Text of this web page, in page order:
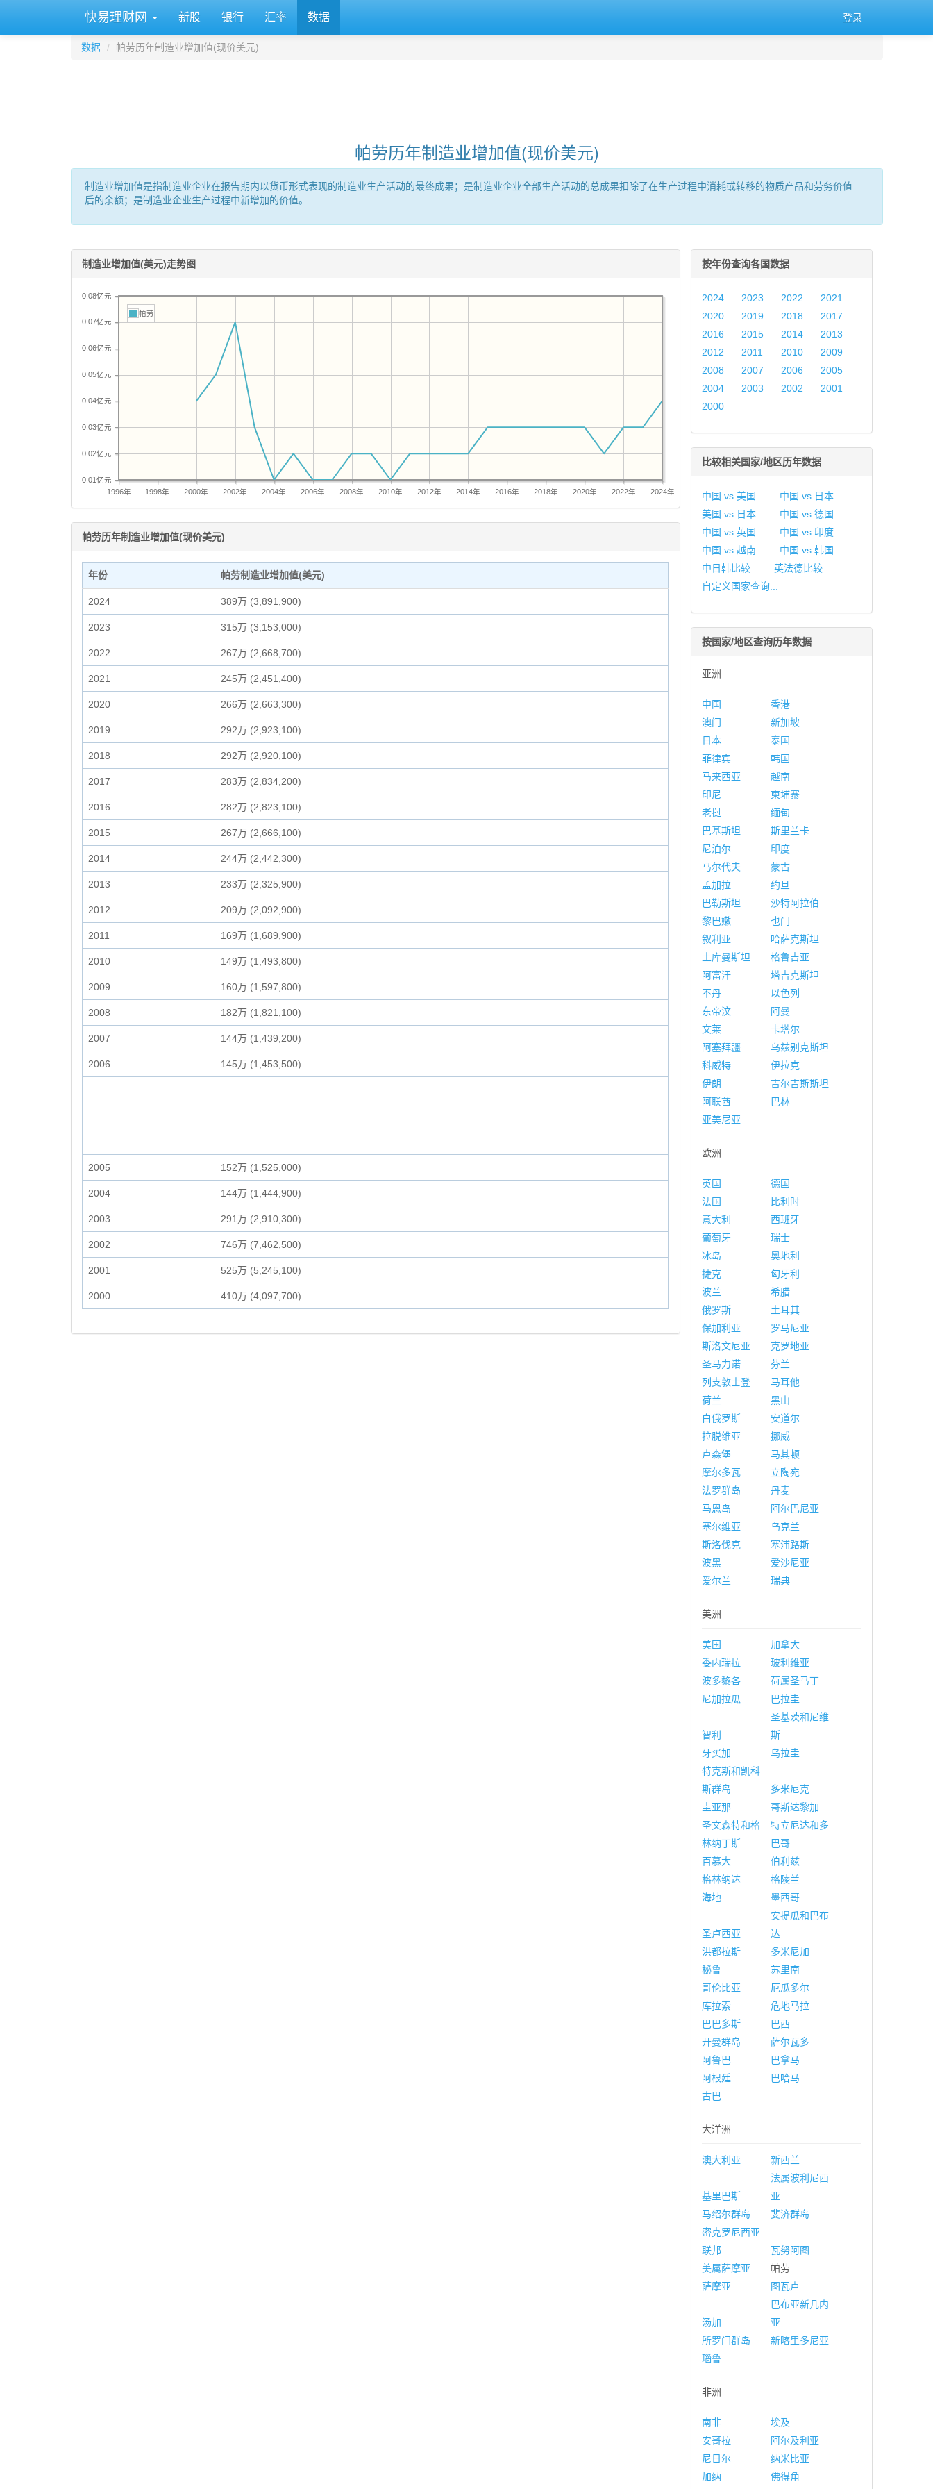
快易理财网 新股 银行 汇率 数据 登录
数据 帕劳历年制造业增加值(现价美元)
帕劳历年制造业增加值(现价美元)
制造业增加值是指制造业企业在报告期内以货币形式表现的制造业生产活动的最终成果；是制造业企业全部生产活动的总成果扣除了在生产过程中消耗或转移的物质产品和劳务价值
后的余额；是制造业企业生产过程中新增加的价值。
制造业增加值(美元)走势图
1996年 1998年 2000年 2002年 2004年 2006年 2008年 2010年 2012年 2014年 2016年 2018年 2020年 2022年 2024年
0.01亿元
0.02亿元
0.03亿元
0.04亿元
0.05亿元
0.06亿元
0.07亿元
0.08亿元
帕劳
帕劳历年制造业增加值(现价美元)
年份 帕劳制造业增加值(美元)
2024 389万 (3,891,900)
2023 315万 (3,153,000)
2022 267万 (2,668,700)
2021 245万 (2,451,400)
2020 266万 (2,663,300)
2019 292万 (2,923,100)
2018 292万 (2,920,100)
2017 283万 (2,834,200)
2016 282万 (2,823,100)
2015 267万 (2,666,100)
2014 244万 (2,442,300)
2013 233万 (2,325,900)
2012 209万 (2,092,900)
2011 169万 (1,689,900)
2010 149万 (1,493,800)
2009 160万 (1,597,800)
2008 182万 (1,821,100)
2007 144万 (1,439,200)
2006 145万 (1,453,500)
2005 152万 (1,525,000)
2004 144万 (1,444,900)
2003 291万 (2,910,300)
2002 746万 (7,462,500)
2001 525万 (5,245,100)
2000 410万 (4,097,700)
按年份查询各国数据
2024 2023 2022
2021
2020
2019 2018
2017
2016
2015 2014
2013
2012
2011 2010
2009
2008
2007 2006
2005
2004
2003 2002
2001
2000
比较相关国家/地区历年数据
中国 vs 美国
中国 vs 日本
美国 vs 日本
中国 vs 德国
中国 vs 英国
中国 vs 印度
中国 vs 越南
中国 vs 韩国
中日韩比较
英法德比较
自定义国家查询...
按国家/地区查询历年数据
亚洲
中国
香港
澳门
新加坡
日本
泰国
菲律宾
韩国
马来西亚
越南
印尼
柬埔寨
老挝
缅甸
巴基斯坦
斯里兰卡
尼泊尔
印度
马尔代夫
蒙古
孟加拉
约旦
巴勒斯坦
沙特阿拉伯
黎巴嫩
也门
叙利亚
哈萨克斯坦
土库曼斯坦
格鲁吉亚
阿富汗
塔吉克斯坦
不丹
以色列
东帝汶
阿曼
文莱
卡塔尔
阿塞拜疆
乌兹别克斯坦
科威特
伊拉克
伊朗
吉尔吉斯斯坦
阿联酋
巴林
亚美尼亚
欧洲
英国
德国
法国
比利时
意大利
西班牙
葡萄牙
瑞士
冰岛
奥地利
捷克
匈牙利
波兰
希腊
俄罗斯
土耳其
保加利亚
罗马尼亚
斯洛文尼亚
克罗地亚
圣马力诺
芬兰
列支敦士登
马耳他
荷兰
黑山
白俄罗斯
安道尔
拉脱维亚
挪威
卢森堡
马其顿
摩尔多瓦
立陶宛
法罗群岛
丹麦
马恩岛
阿尔巴尼亚
塞尔维亚
乌克兰
斯洛伐克
塞浦路斯
波黑
爱沙尼亚
爱尔兰
瑞典
美洲
美国
加拿大
委内瑞拉
玻利维亚
波多黎各
荷属圣马丁
尼加拉瓜
巴拉圭
智利
圣基茨和尼维
斯
牙买加
乌拉圭
特克斯和凯科
斯群岛
多米尼克
圭亚那
哥斯达黎加
圣文森特和格
林纳丁斯
特立尼达和多
巴哥
百慕大
伯利兹
格林纳达
格陵兰
海地
墨西哥
圣卢西亚
安提瓜和巴布
达
洪都拉斯
多米尼加
秘鲁
苏里南
哥伦比亚
厄瓜多尔
库拉索
危地马拉
巴巴多斯
巴西
开曼群岛
萨尔瓦多
阿鲁巴
巴拿马
阿根廷
巴哈马
古巴
大洋洲
澳大利亚 新西兰
基里巴斯
法属波利尼西
亚
马绍尔群岛
斐济群岛
密克罗尼西亚
联邦
瓦努阿图
美属萨摩亚
帕劳
萨摩亚
图瓦卢
汤加
巴布亚新几内
亚
所罗门群岛
新喀里多尼亚
瑙鲁
非洲
南非
埃及
安哥拉
阿尔及利亚
尼日尔
纳米比亚
加纳
佛得角